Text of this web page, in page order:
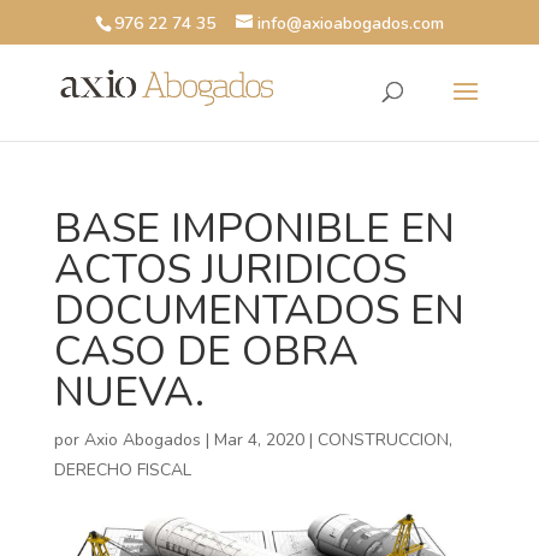
976 22 74 35 info@axioabogados.com
BASE IMPONIBLE EN
ACTOS JURIDICOS
DOCUMENTADOS EN
CASO DE OBRA
NUEVA.
por Axio Abogados | Mar 4, 2020| CONSTRUCCION,
DERECHO FISCAL